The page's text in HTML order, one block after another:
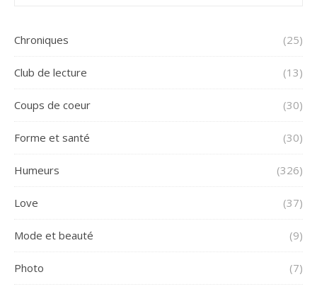
Chroniques (25)
Club de lecture (13)
Coups de coeur (30)
Forme et santé (30)
Humeurs (326)
Love (37)
Mode et beauté (9)
Photo (7)